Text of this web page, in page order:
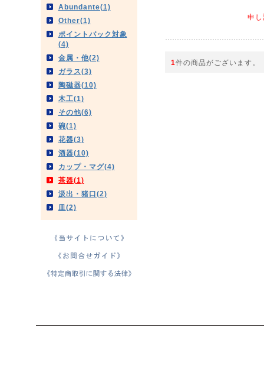
Abundante(1)
Other(1)
ポイントバック対象
(4)
金属・他(2)
ガラス(3)
陶磁器(10)
木工(1)
その他(6)
碗(1)
花器(3)
酒器(10)
カップ・マグ(4)
茶器(1)
汲出・猪口(2)
皿(2)
申
1件の商品がございます。